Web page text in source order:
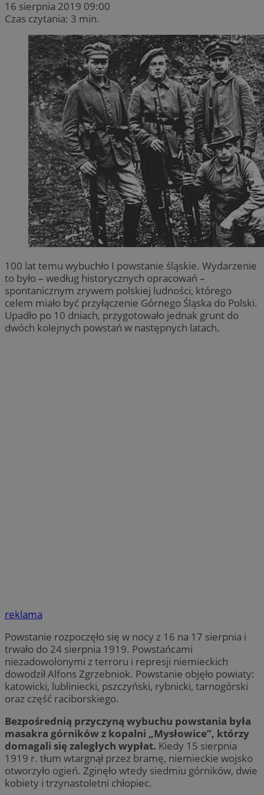
16 sierpnia 2019 09:00
Czas czytania: 3 min.
100 lat temu wybuchło I powstanie śląskie. Wydarzenie
to było – według historycznych opracowań –
spontanicznym zrywem polskiej ludności, którego
celem miało być przyłączenie Górnego Śląska do Polski.
Upadło po 10 dniach, przygotowało jednak grunt do
dwóch kolejnych powstań w następnych latach.
reklama
Powstanie rozpoczęło się w nocy z 16 na 17 sierpnia i
trwało do 24 sierpnia 1919. Powstańcami
niezadowolonymi z terroru i represji niemieckich
dowodził Alfons Zgrzebniok. Powstanie objęło powiaty:
katowicki, lubliniecki, pszczyński, rybnicki, tarnogórski
oraz część raciborskiego.
Bezpośrednią przyczyną wybuchu powstania była
masakra górników z kopalni „Mysłowice”, którzy
domagali się zaległych wypłat. Kiedy 15 sierpnia
1919 r. tłum wtargnął przez bramę, niemieckie wojsko
otworzyło ogień. Zginęło wtedy siedmiu górników, dwie
kobiety i trzynastoletni chłopiec.